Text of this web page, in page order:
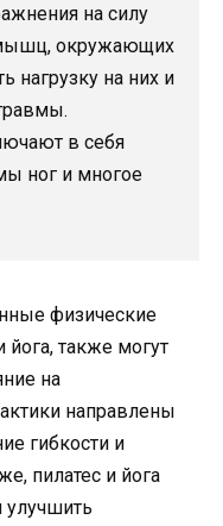
на силу
окружающих
нагрузку на них и
в себя
ног и многое
физические
йога, также могут
на
направлены
гибкости и
пилатес и йога
улучшить